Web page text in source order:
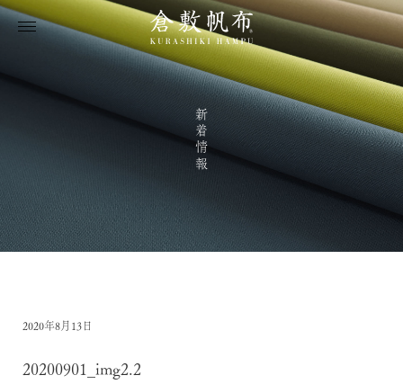
新着情報
2020年8月13日
20200901_img2.2